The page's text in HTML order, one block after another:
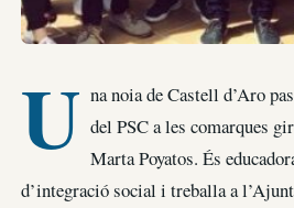
U na noia de Castell d’Aro
del PSC a les comarques
Marta Poyatos. És
d’integració social i treballa a